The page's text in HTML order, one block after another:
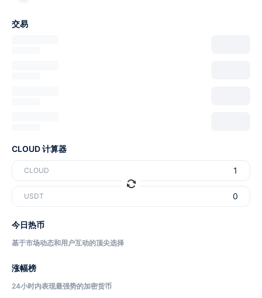
交易
CLOUD 计算器
CLOUD
USDT
今日热币
基于市场动态和用户互动的顶尖选择
涨幅榜
24小时内表现最强势的加密货币